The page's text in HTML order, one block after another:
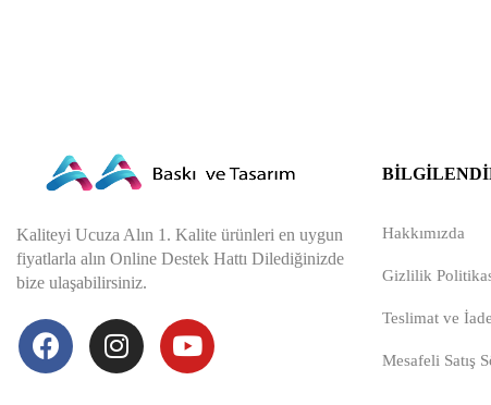
Kaliteyi Ucuza Alın 1. Kalite ürünleri en uygun
fiyatlarla alın Online Destek Hattı Dilediğinizde
bize ulaşabilirsiniz.
Hakkımızda
Gizlilik
Teslimat ve
Mesafeli Satış